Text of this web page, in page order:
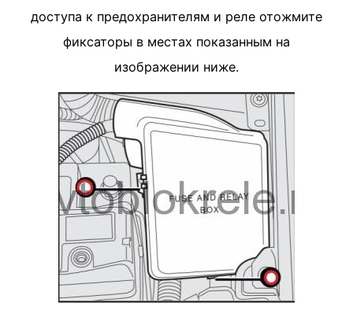
доступа к предохранителям и реле отожмите
фиксаторы в местах показанным на
изображении ниже.